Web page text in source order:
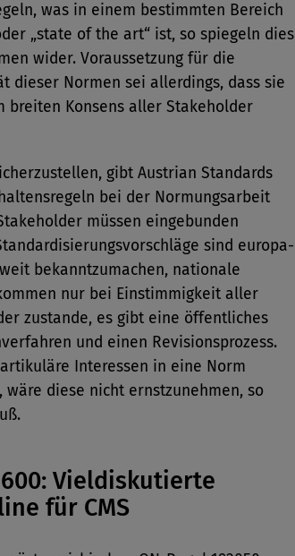
was in einem bestimmten Bereich
„state of the art“ ist, so spiegeln dies
wider. Voraussetzung für die
dieser Normen sei allerdings, dass sie
breiten Konsens aller Stakeholder
gibt Austrian Standards
bei der Normungsarbeit
müssen eingebunden
sind europa-
bekanntzumachen, nationale
nur bei Einstimmigkeit aller
zustande, es gibt eine öffentliches
und einen Revisionsprozess.
Interessen in eine Norm
wäre diese nicht ernstzunehmen, so
Vieldiskutierte
für CMS